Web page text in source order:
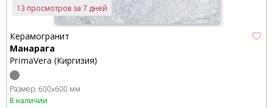
13 просмотров за 7 дней
Керамогранит
Манарага
PrimaVera (Киргизия)
Размер: 600x600 мм
В наличии